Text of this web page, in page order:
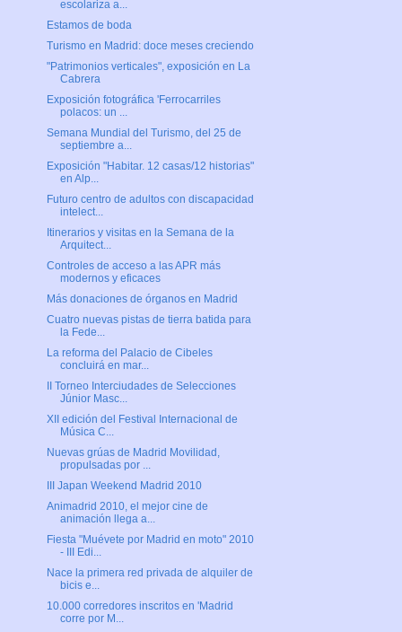
escolariza a...
Estamos de boda
Turismo en Madrid: doce meses creciendo
"Patrimonios verticales", exposición en La
Cabrera
Exposición fotográfica 'Ferrocarriles
polacos: un ...
Semana Mundial del Turismo, del 25 de
septiembre a...
Exposición "Habitar. 12 casas/12 historias"
en Alp...
Futuro centro de adultos con discapacidad
intelect...
Itinerarios y visitas en la Semana de la
Arquitect...
Controles de acceso a las APR más
modernos y eficaces
Más donaciones de órganos en Madrid
Cuatro nuevas pistas de tierra batida para
la Fede...
La reforma del Palacio de Cibeles
concluirá en mar...
II Torneo Interciudades de Selecciones
Júnior Masc...
XII edición del Festival Internacional de
Música C...
Nuevas grúas de Madrid Movilidad,
propulsadas por ...
III Japan Weekend Madrid 2010
Animadrid 2010, el mejor cine de
animación llega a...
Fiesta "Muévete por Madrid en moto" 2010
- III Edi...
Nace la primera red privada de alquiler de
bicis e...
10.000 corredores inscritos en 'Madrid
corre por M...